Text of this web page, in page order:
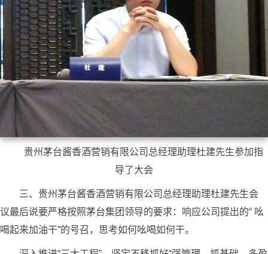
贵州茅台酱香酒营销有限公司总经理助理杜建先生参加指
导了大会
三、贵州茅台酱香酒营销有限公司总经理助理杜建先生会
议最后说要严格按照茅台集团领导的要求：
响应公司提出的“ 吆
喝起来加油干”的号召，思考如何吆喝如何干。